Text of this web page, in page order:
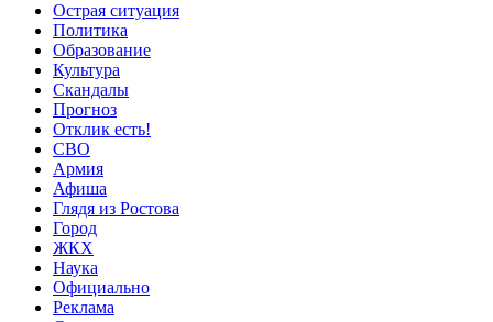
Острая ситуация
Политика
Образование
Культура
Скандалы
Прогноз
Отклик есть!
СВО
Армия
Афиша
Глядя из Ростова
Город
ЖКХ
Наука
Официально
Реклама